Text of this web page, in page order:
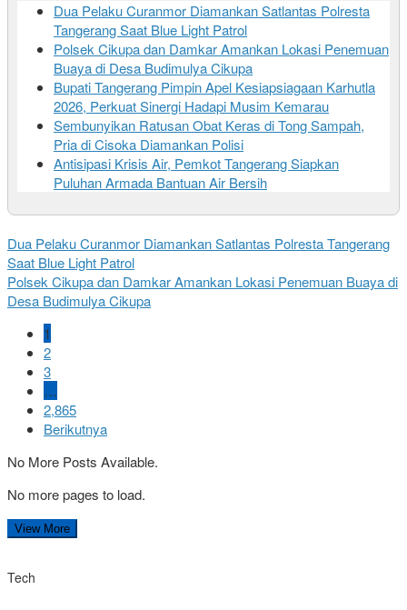
Dua Pelaku Curanmor Diamankan Satlantas Polresta
Tangerang Saat Blue Light Patrol
Polsek Cikupa dan Damkar Amankan Lokasi Penemuan
Buaya di Desa Budimulya Cikupa
Bupati Tangerang Pimpin Apel Kesiapsiagaan Karhutla
2026, Perkuat Sinergi Hadapi Musim Kemarau
Sembunyikan Ratusan Obat Keras di Tong Sampah,
Pria di Cisoka Diamankan Polisi
Antisipasi Krisis Air, Pemkot Tangerang Siapkan
Puluhan Armada Bantuan Air Bersih
Dua Pelaku Curanmor Diamankan Satlantas Polresta Tangerang
Saat Blue Light Patrol
Polsek Cikupa dan Damkar Amankan Lokasi Penemuan Buaya di
Desa Budimulya Cikupa
1
2
3
…
2,865
Berikutnya
No More Posts Available.
No more pages to load.
View More
Tech